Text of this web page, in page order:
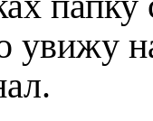
увижу